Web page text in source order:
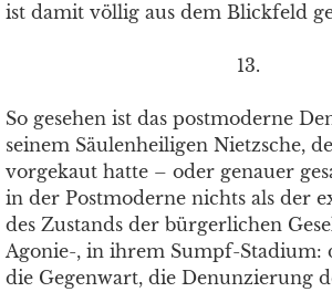
ist damit völlig aus dem Blickfeld
13.
So gesehen ist das postmoderne
seinem Säulenheiligen Nietzsche,
vorgekaut hatte – oder genauer
in der Postmoderne nichts als der
des Zustands der bürgerlichen
Agonie-, in ihrem Sumpf-Stadium:
die Gegenwart, die Denunzierung